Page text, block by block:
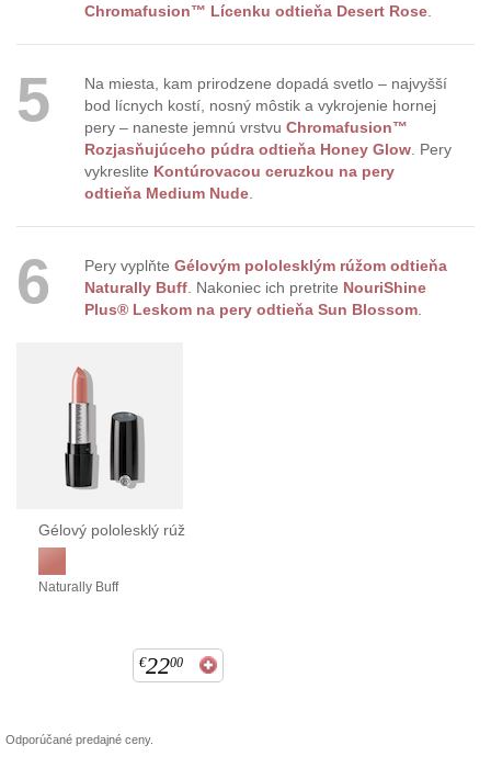
Chromafusion™ Lícenku odtieňa Desert Rose.
5
Na miesta, kam prirodzene dopadá svetlo – najvyšší
bod lícnych kostí, nosný môstik a vykrojenie hornej
pery – naneste jemnú vrstvu Chromafusion™
Rozjasňujúceho púdra odtieňa Honey Glow. Pery
vykreslite Kontúrovacou ceruzkou na pery
odtieňa Medium Nude.
6 Pery vyplňte Gélovým pololesklým rúžom odtieňa
Naturally Buff. Nakoniec ich pretrite NouriShine
Plus® Leskom na pery odtieňa Sun Blossom.
Gélový pololesklý rúž
Naturally Buff
€2200
Odporúčané predajné ceny.